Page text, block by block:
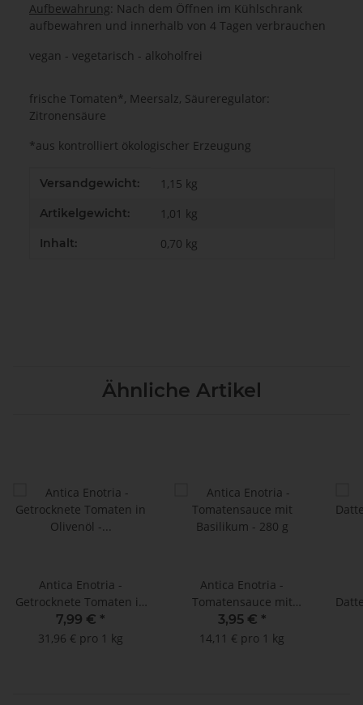
Aufbewahrung: Nach dem Öffnen im Kühlschrank
aufbewahren und innerhalb von 4 Tagen verbrauchen
vegan - vegetarisch - alkoholfrei
frische Tomaten*, Meersalz, Säureregulator:
Zitronensäure
*aus kontrolliert ökologischer Erzeugung
Produkteigenschaft
Wert
Versandgewicht: 1,15 kg
Artikelgewicht: 1,01 kg
Inhalt: 0,70 kg
Ähnliche Artikel
Antica Enotria -
Getrocknete Tomaten in
Olivenöl - 250 g
7,99 € *
31,96 € pro 1 kg
Antica Enotria -
Tomatensauce mit
Basilikum - 280 g
3,95 € *
14,11 € pro 1 kg